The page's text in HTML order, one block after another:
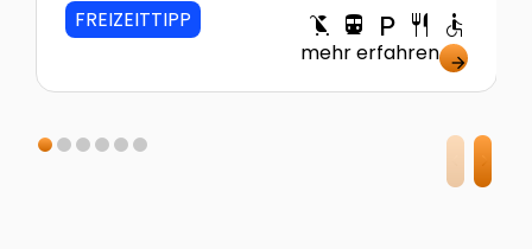
FREIZEITTIPP
child_friendly directions_transit local_parking restaurant accessible
mehr erfahren arrow_forward